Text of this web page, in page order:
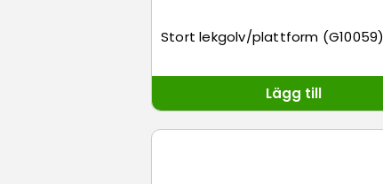
Stort lekgolv/plattform (G10059)
Lägg till